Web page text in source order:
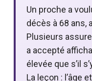
Un proche a
décès à 68 ans,
Plusieurs
a accepté
élevée que s’il
La leçon : l’âge